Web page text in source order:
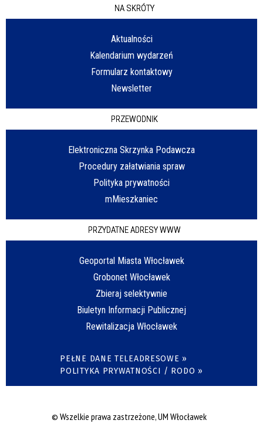
NA SKRÓTY
Aktualności
Kalendarium wydarzeń
Formularz kontaktowy
Newsletter
PRZEWODNIK
Elektroniczna Skrzynka Podawcza
Procedury załatwiania spraw
Polityka prywatności
mMieszkaniec
PRZYDATNE ADRESY WWW
Geoportal Miasta Włocławek
Grobonet Włocławek
Zbieraj selektywnie
Biuletyn Informacji Publicznej
Rewitalizacja Włocławek
PEŁNE DANE TELEADRESOWE »
POLITYKA PRYWATNOŚCI / RODO »
© Wszelkie prawa zastrzeżone, UM Włocławek